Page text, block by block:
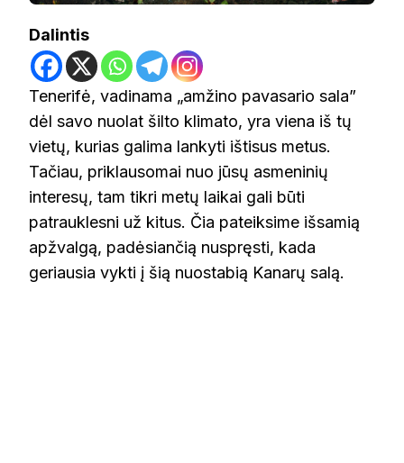
Dalintis
Tenerifė, vadinama „amžino pavasario sala”
dėl savo nuolat šilto klimato, yra viena iš tų
vietų, kurias galima lankyti ištisus metus.
Tačiau, priklausomai nuo jūsų asmeninių
interesų, tam tikri metų laikai gali būti
patrauklesni už kitus. Čia pateiksime išsamią
apžvalgą, padėsiančią nuspręsti, kada
geriausia vykti į šią nuostabią Kanarų salą.